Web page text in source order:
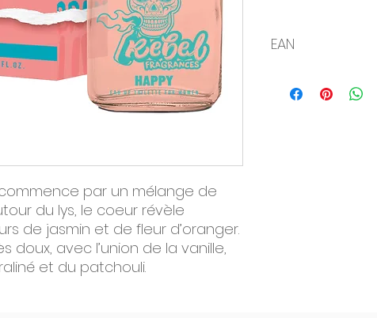
commence par un mélange de
du lys, le coeur révèle
de jasmin et de fleur d’oranger.
doux, avec l’union de la vanille,
et du patchouli.
EAN